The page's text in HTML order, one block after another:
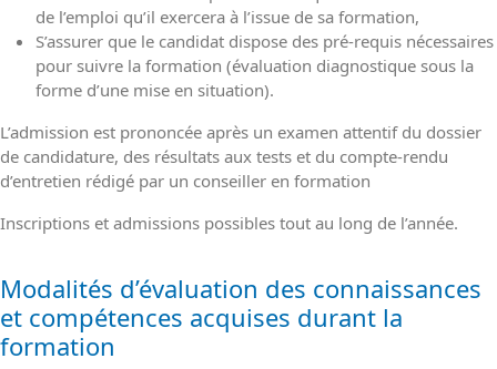
de l’emploi qu’il exercera à l’issue de sa formation,
S’assurer que le candidat dispose des pré-requis nécessaires
pour suivre la formation (évaluation diagnostique sous la
forme d’une mise en situation).
L’admission est prononcée après un examen attentif du dossier
de candidature, des résultats aux tests et du compte-rendu
d’entretien rédigé par un conseiller en formation
Inscriptions et admissions possibles tout au long de l’année.
Modalités d’évaluation des connaissances
et compétences acquises durant la
formation